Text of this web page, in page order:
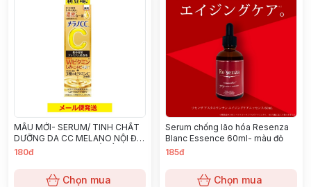
MẪU MỚI- SERUM/ TINH CHẤT
DƯỠNG DA CC MELANO NỘI ĐỊA
NHẬT BẢN 20ML #CẤP ẨM,
& TÀN NHANG, ĐỀU MÀU DA
180đ
Chọn mua
Serum chống lão hóa Resenza
Blanc Essence 60ml- màu đỏ
185đ
Chọn mua